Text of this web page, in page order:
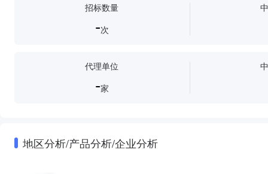
招标数量
-次
代理单位
-家
地区分析/产品分析/企业分析